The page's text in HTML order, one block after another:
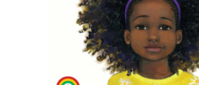
20.00 €
Erscheingsdatum:15.05.23
zum Shop